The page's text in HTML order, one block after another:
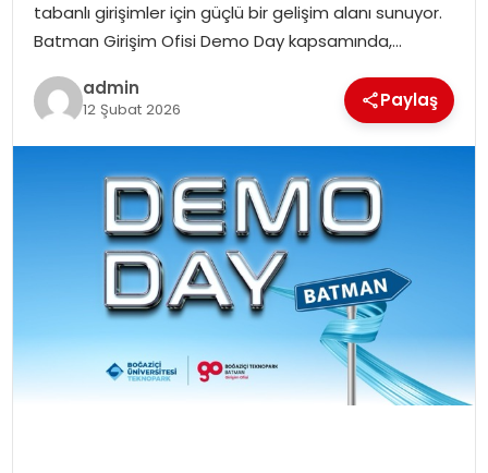
TEKNOLOJI
EKONOMI
tabanlı girişimler için güçlü bir gelişim alanı sunuyor.
Batman Girişim Ofisi Demo Day kapsamında,…
admin
12 Şubat 2026 Paylaş